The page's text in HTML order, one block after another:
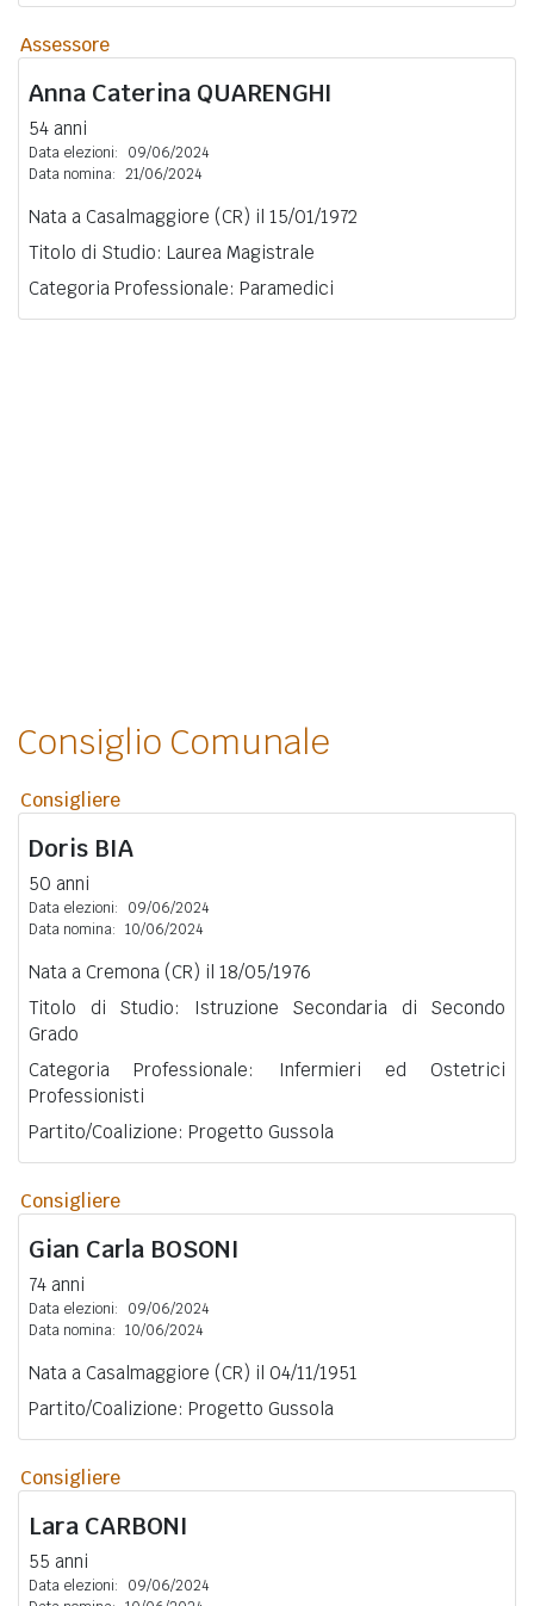
Assessore
Anna Caterina QUARENGHI
54 anni
Data elezioni:
09/06/2024
Data nomina: 21/06/2024
Nata a Casalmaggiore (CR) il 15/01/1972
Titolo di Studio: Laurea Magistrale
Categoria Professionale: Paramedici
Consiglio Comunale
Consigliere
Doris BIA
50 anni
Data elezioni:
09/06/2024
Data nomina: 10/06/2024
Nata a Cremona (CR) il 18/05/1976
Titolo di Studio: Istruzione Secondaria di Secondo
Grado
Categoria Professionale: Infermieri ed Ostetrici
Professionisti
Partito/Coalizione: Progetto Gussola
Consigliere
Gian Carla BOSONI
74 anni
Data elezioni:
09/06/2024
Data nomina: 10/06/2024
Nata a Casalmaggiore (CR) il 04/11/1951
Partito/Coalizione: Progetto Gussola
Consigliere
Lara CARBONI
55 anni
Data elezioni:
09/06/2024